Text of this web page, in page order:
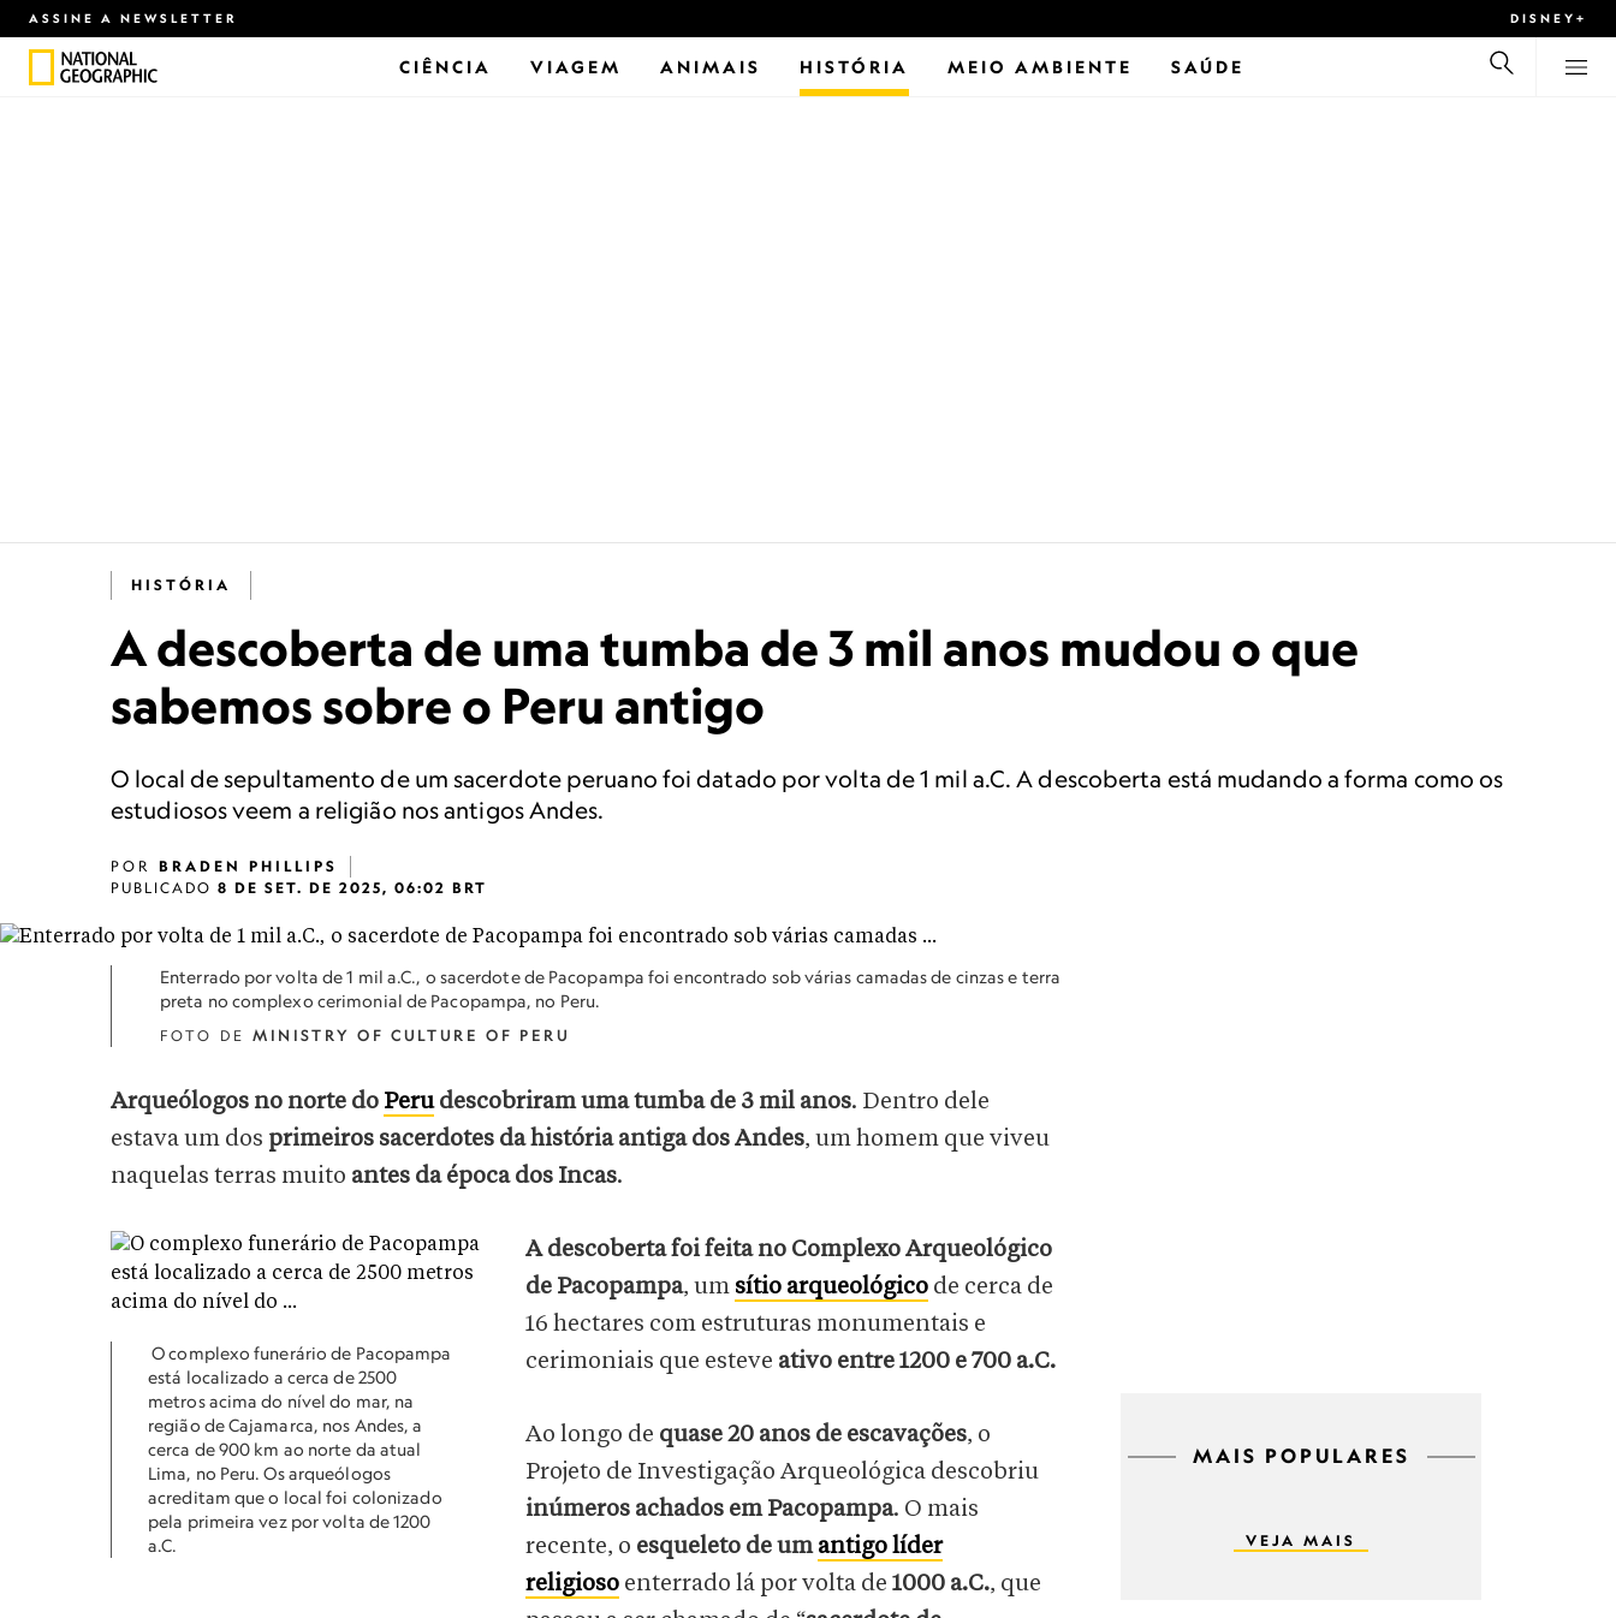
ASSINE A NEWSLETTER DISNEY+
CIÊNCIA VIAGEM ANIMAIS HISTÓRIA MEIO AMBIENTE SAÚDE
HISTÓRIA
A descoberta de uma tumba de 3 mil anos mudou o que
sabemos sobre o Peru antigo
O local de sepultamento de um sacerdote peruano foi datado por volta de 1 mil a.C. A descoberta está mudando a forma como os
estudiosos veem a religião nos antigos Andes.
POR BRADEN PHILLIPS
PUBLICADO 8 DE SET. DE 2025, 06:02 BRT
Enterrado por volta de 1 mil a.C., o sacerdote de Pacopampa foi encontrado sob várias camadas de cinzas e terra
preta no complexo cerimonial de Pacopampa, no Peru.
FOTO DE MINISTRY OF CULTURE OF PERU
Arqueólogos no norte do Perudescobriram uma tumba de 3 mil anos. Dentro dele
estava um dos primeiros sacerdotes da história antiga dos Andes, um homem que viveu
naquelas terras muito antes da época dos Incas.
O complexo funerário de Pacopampa
está localizado a cerca de 2500
metros acima do nível do mar, na
região de Cajamarca, nos Andes, a
cerca de 900 km ao norte da atual
Lima, no Peru. Os arqueólogos
acreditam que o local foi colonizado
pela primeira vez por volta de 1200
a.C.
A descoberta foi feita no Complexo Arqueológico
de Pacopampa, um sítio arqueológico de cerca de
16 hectares com estruturas monumentais e
cerimoniais que esteve ativo entre 1200 e 700 a.C.
Ao longo de quase 20 anos de escavações, o
Projeto de Investigação Arqueológica descobriu
inúmeros achados em Pacopampa. O mais
recente, o esqueleto de umantigo líder
religioso enterrado lá por volta de 1000 a.C., que
MAIS POPULARES
VEJA MAIS